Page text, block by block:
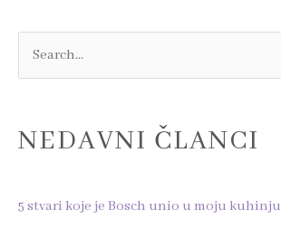
r
h
NEDAVNI ČLANCI
5 stvari koje je Bosch unio u moju kuhinju